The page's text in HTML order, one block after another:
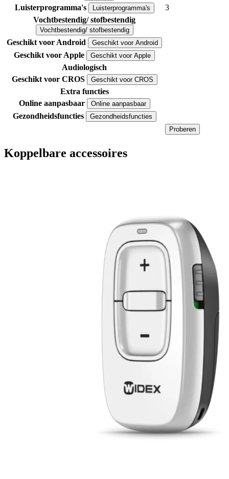
Luisterprogramma's
Luisterprogramma's
3
Vochtbestendig/ stofbestendig
Vochtbestendig/ stofbestendig
Geschikt voor Android Geschikt voor Android
Geschikt voor Apple Geschikt voor Apple
Audiologisch
Geschikt voor CROS
Geschikt voor CROS
Extra functies
Online aanpasbaar
Online aanpasbaar
Gezondheidsfuncties
Gezondheidsfuncties
Proberen
Koppelbare accessoires